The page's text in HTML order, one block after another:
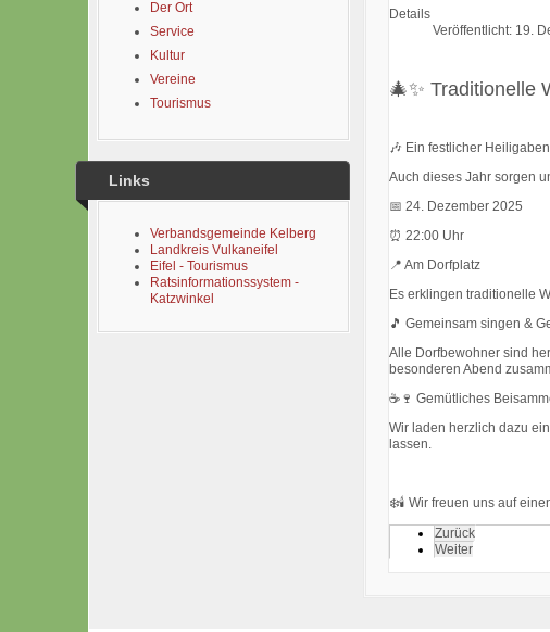
Der Ort
Service
Kultur
Vereine
Tourismus
Links
Verbandsgemeinde Kelberg
Landkreis Vulkaneifel
Eifel - Tourismus
Ratsinformationssystem -
Katzwinkel
Details
Veröffentlicht: 19.
🎄✨ Traditionelle
🎶 Ein festlicher
Auch dieses Jahr sorgen
📅 24. Dezember 2025
⏰ 22:00 Uhr
📍 Am Dorfplatz
Es erklingen traditionelle
🎵 Gemeinsam singen &
Alle Dorfbewohner sind
besonderen Abend
☕🍷 Gemütliches
Wir laden herzlich dazu
lassen.
❄️🕯️ Wir freuen uns auf
Zurück
Weiter